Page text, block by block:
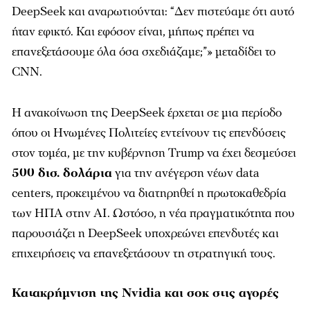
DeepSeek και αναρωτιούνται: “Δεν πιστεύαμε ότι αυτό
ήταν εφικτό. Και εφόσον είναι, μήπως πρέπει να
επανεξετάσουμε όλα όσα σχεδιάζαμε;”» μεταδίδει το
CNN.
Η ανακοίνωση της DeepSeek έρχεται σε μια περίοδο
όπου οι Ηνωμένες Πολιτείες εντείνουν τις επενδύσεις
στον τομέα, με την κυβέρνηση Trump να έχει δεσμεύσει
500 δισ. δολάριαγια την ανέγερση νέων data
centers, προκειμένου να διατηρηθεί η πρωτοκαθεδρία
των ΗΠΑ στην AI. Ωστόσο, η νέα πραγματικότητα που
παρουσιάζει η DeepSeek υποχρεώνει επενδυτές και
επιχειρήσεις να επανεξετάσουν τη στρατηγική τους.
Κατακρήμνιση της Nvidia και σοκ στις αγορές